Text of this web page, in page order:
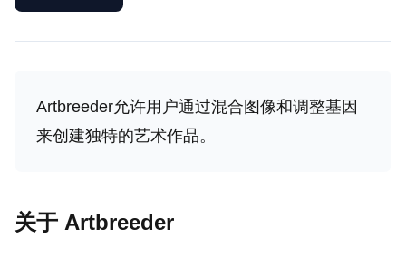
Artbreeder允许用户通过混合图像和调整基因
来创建独特的艺术作品。
关于 Artbreeder